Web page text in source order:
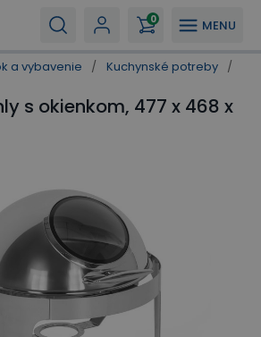
MENU
0
a vybavenie / Kuchynské potreby /
s okienkom, 477 x 468 x